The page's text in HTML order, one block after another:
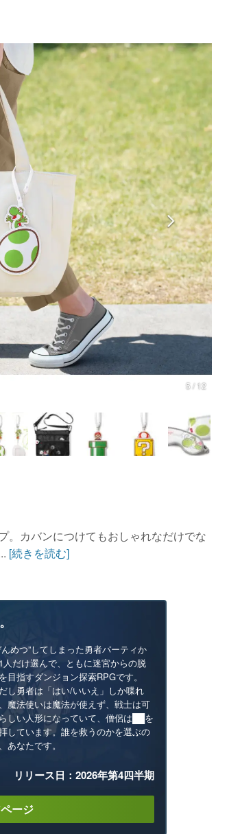
5 / 12
。カバンにつけてもおしゃれなだけでな
[続きを読む]
んめつ”してしまった勇者パーティか
人だけ選んで、ともに迷宮からの脱
目指すダンジョン探索RPGです。
し勇者は「はい/いいえ」しか喋れ
魔法使いは魔法が使えず、戦士は可
しい人形になっていて、僧侶は██を
しています。誰を救うのかを選ぶの
あなたです。
リリース日：2026年第4四半期
ージ